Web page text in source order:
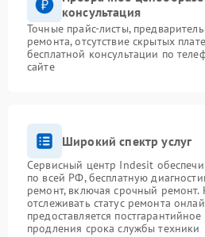
консультация
Точные прайс-листы,
ремонта, отсутствие скрытых
бесплатной консультации по
сайте
Широкий спектр услуг
Сервисный центр Indesit
по всей РФ, бесплатную
ремонт, включая срочный ремонт.
отслеживать статус ремонта
предоставляется
продления срока службы техники